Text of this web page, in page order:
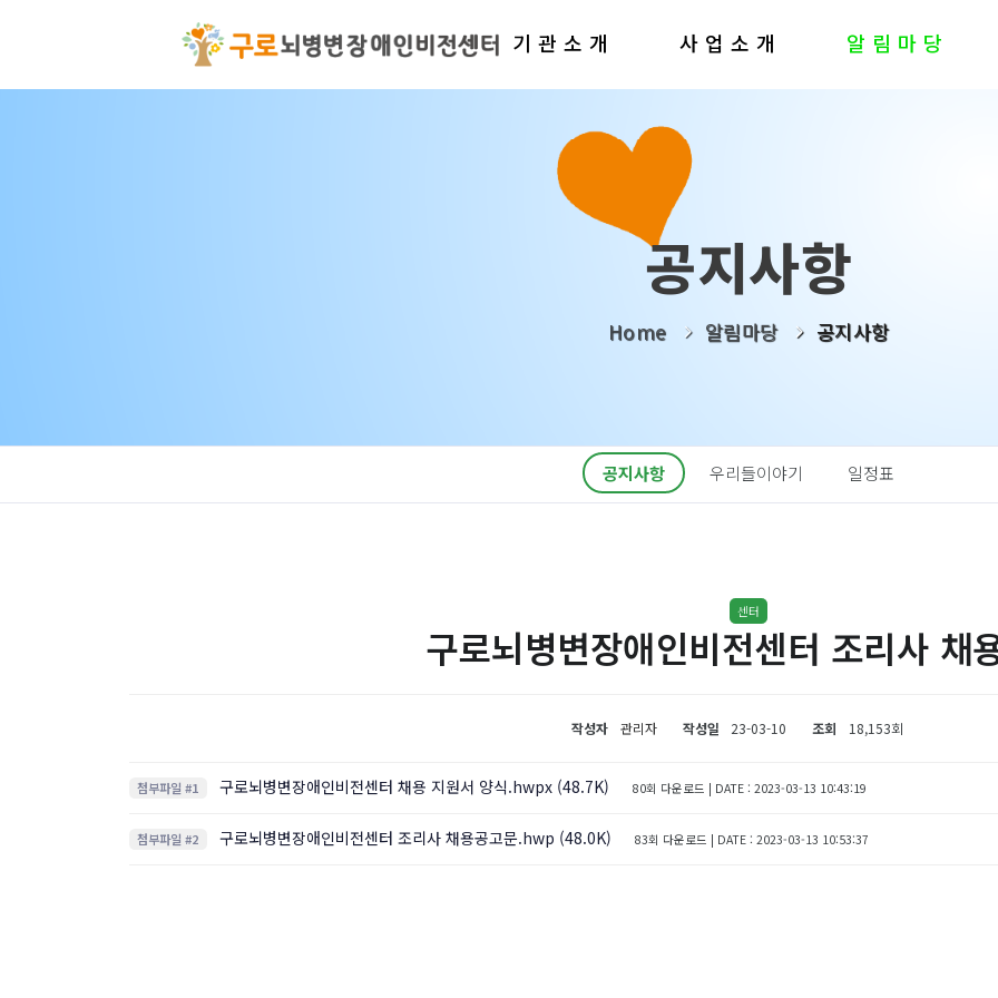
기관소개 사업소개 알림마당
공지사항
Home 알림마당 공지사항
공지사항 우리들이야기 일정표
센터
구로뇌병변장애인비전센터 조리사 채
작성자 관리자 작성일 23-03-10 조회 18,153회
첨부파일 #1 구로뇌병변장애인비전센터 채용 지원서 양식.hwpx (48.7K) 80회 다운로드 | DATE : 2023-03-13 10:43:19
첨부파일 #2 구로뇌병변장애인비전센터 조리사 채용공고문.hwp (48.0K) 83회 다운로드 | DATE : 2023-03-13 10:53:37